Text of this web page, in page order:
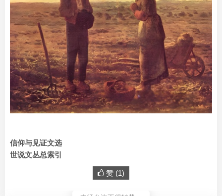
信仰与见证文选
世说文丛总索引
赞 (1)